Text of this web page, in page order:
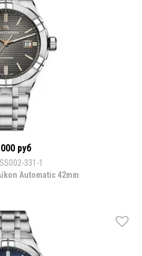
руб
331-1
Automatic 42mm